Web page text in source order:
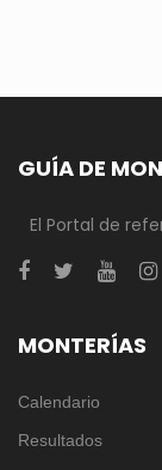
GUÍA DE
El Portal de
MONTERÍAS
Calendario
Resultados